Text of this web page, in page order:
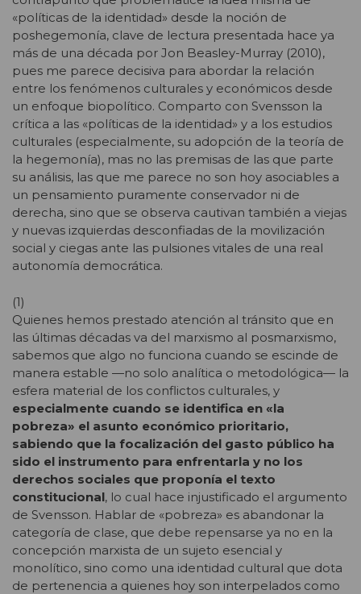
«políticas de la identidad» desde la noción de
poshegemonía, clave de lectura presentada hace ya
más de una década por Jon Beasley-Murray (2010),
pues me parece decisiva para abordar la relación
entre los fenómenos culturales y económicos desde
un enfoque biopolítico. Comparto con Svensson la
crítica a las «políticas de la identidad» y a los estudios
culturales (especialmente, su adopción de la teoría de
la hegemonía), mas no las premisas de las que parte
su análisis, las que me parece no son hoy asociables a
un pensamiento puramente conservador ni de
derecha, sino que se observa cautivan también a viejas
y nuevas izquierdas desconfiadas de la movilización
social y ciegas ante las pulsiones vitales de una real
autonomía democrática.
(1)
Quienes hemos prestado atención al tránsito que en
las últimas décadas va del marxismo al posmarxismo,
sabemos que algo no funciona cuando se escinde de
manera estable —no solo analítica o metodológica— la
esfera material de los conflictos culturales, y
especialmente cuando se identifica en «la
pobreza» el asunto económico prioritario,
sabiendo que la focalización del gasto público ha
sido el instrumento para enfrentarla y no los
derechos sociales que proponía el texto
constitucional, lo cual hace injustificado el argumento
de Svensson. Hablar de «pobreza» es abandonar la
categoría de clase, que debe repensarse ya no en la
concepción marxista de un sujeto esencial y
monolítico, sino como una identidad cultural que dota
de pertenencia a quienes hoy son interpelados como